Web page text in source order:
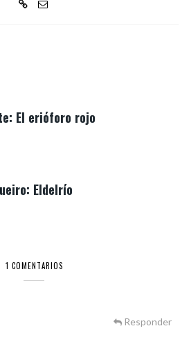
El erióforo rojo
Eldelrío
1 COMENTARIOS
Responder